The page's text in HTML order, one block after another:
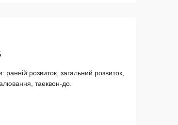
розвиток, загальний розвиток,
таеквон-до.